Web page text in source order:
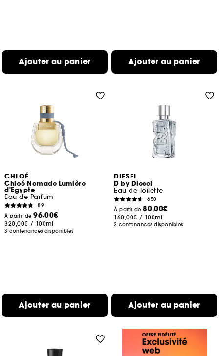
Ajouter au panier Ajouter au panier
CHLOÉ
Chloé Nomade Lumière
d'Egypte
Eau de Parfum
89
À partir de96,00€
320,00€ / 100ml
3 contenances disponibles
Ajouter au panier
DIESEL
D by Diesel
Eau de Toilette
650
À partir de80,00€
160,00€ / 100ml
2 contenances disponibles
Ajouter au panier